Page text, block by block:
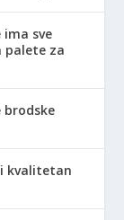
sve
palete za
brodske
kvalitetan